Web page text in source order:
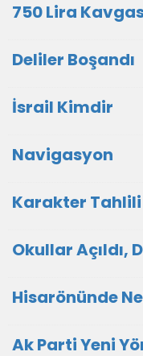
750 Lira
Deliler Boşandı
İsrail Kimdir
Navigasyon
Karakter Tahlili
Okullar Açıldı,
Hisarönünde
Ak Parti Yeni